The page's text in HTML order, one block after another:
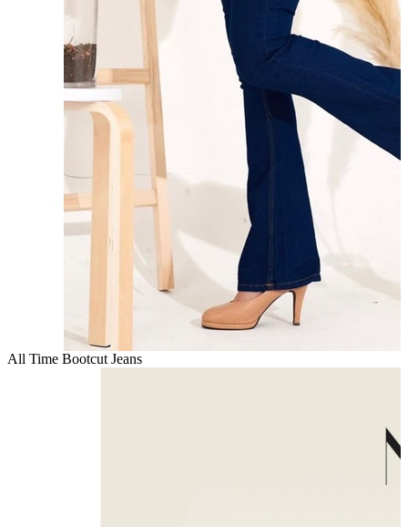
All Time Bootcut Jeans